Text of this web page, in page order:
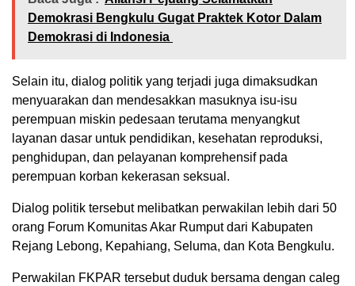
Demokrasi Bengkulu Gugat Praktek Kotor Dalam
Demokrasi di Indonesia
Selain itu, dialog politik yang terjadi juga dimaksudkan
menyuarakan dan mendesakkan masuknya isu-isu
perempuan miskin pedesaan terutama menyangkut
layanan dasar untuk pendidikan, kesehatan reproduksi,
penghidupan, dan pelayanan komprehensif pada
perempuan korban kekerasan seksual.
Dialog politik tersebut melibatkan perwakilan lebih dari 50
orang Forum Komunitas Akar Rumput dari Kabupaten
Rejang Lebong, Kepahiang, Seluma, dan Kota Bengkulu.
Perwakilan FKPAR tersebut duduk bersama dengan caleg